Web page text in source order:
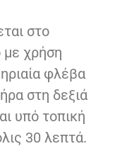
στο
με χρήση
φλέβα
στη δεξιά
υπό τοπική
30 λεπτά.